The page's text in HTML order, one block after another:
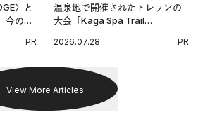
〉と
今の時
PR
温泉地で開催されたトレランの
大会「Kaga Spa Trail
戦を夢見るランナーたちの奮闘
2026.07.28 PR
View More Articles